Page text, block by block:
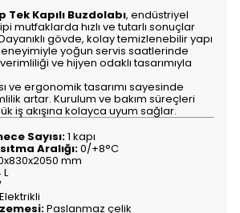
Tek Kapılı Buzdolabı, endüstriyel
mutfaklarda hızlı ve tutarlı sonuçlar
gövde, kolay temizlenebilir yapı
yoğun servis saatlerinde
ve hijyen odaklı tasarımıyla
ve ergonomik tasarımı sayesinde
artar. Kurulum ve bakım süreçleri
iş akışına kolayca uyum sağlar.
Sayısı:1 kapı
Aralığı:0/+8°C
mm
Elektrikli
Paslanmaz çelik